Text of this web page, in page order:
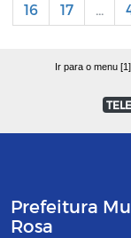
16
17 ...
Ir para o menu [1]
Prefeitura
Rosa